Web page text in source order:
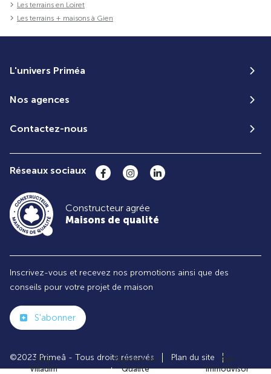
Club
Villadim
Maisons de
Qualité
Avis
Immodvisor
Les terrains en Loiret
Les terrains + maisons à Gien
L'univers Priméa
Nos agences
Contactez-nous
Réseaux sociaux
Constructeur agrée
Maisons de qualité
Inscrivez-vous et recevez nos promotions ainsi que des
conseils pour votre projet de maison
S'abonner
©2023 Primeâ - Tous droits réservés
Plan du site
Paramètres des cookies
Politiques de Confidentialités